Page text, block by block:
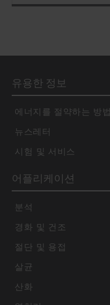
유용한 정보
에너지를 절약하는 방법
뉴스레터
시험 및 서비스
어플리케이션
분석
경화 및 건조
절단 및 용접
살균
산화